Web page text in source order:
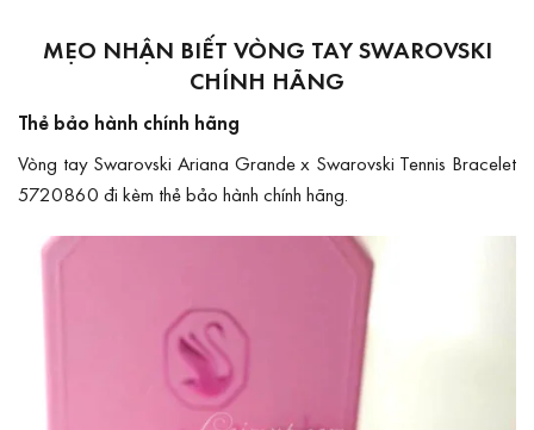
MẸO NHẬN BIẾT VÒNG TAY SWAROVSKI
CHÍNH HÃNG
Thẻ bảo hành chính hãng
Vòng tay Swarovski Ariana Grande x Swarovski Tennis Bracelet
5720860 đi kèm thẻ bảo hành chính hãng.